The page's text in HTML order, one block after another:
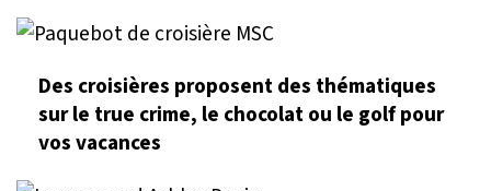
Des croisières proposent des thématiques
sur le true crime, le chocolat ou le golf pour
vos vacances